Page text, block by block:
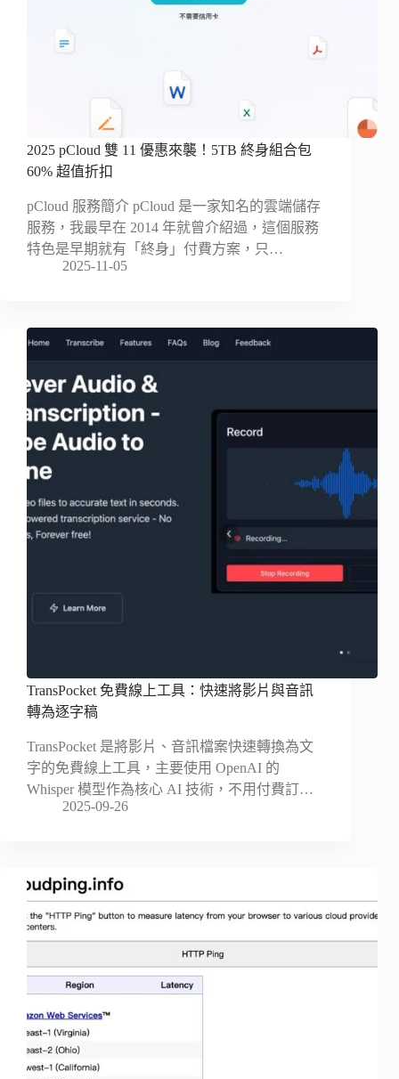
2025 pCloud 雙 11 優惠來襲！5TB 終身組合包
60% 超值折扣
pCloud 服務簡介 pCloud 是一家知名的雲端儲存
服務，我最早在 2014 年就曾介紹過，這個服務
特色是早期就有「終身」付費方案，只…
2025-11-05
TransPocket 免費線上工具：快速將影片與音訊
轉為逐字稿
TransPocket 是將影片、音訊檔案快速轉換為文
字的免費線上工具，主要使用 OpenAI 的
Whisper 模型作為核心 AI 技術，不用付費訂…
2025-09-26